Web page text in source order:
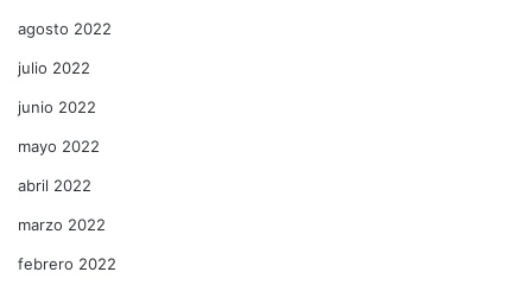
agosto 2022
julio 2022
junio 2022
mayo 2022
abril 2022
marzo 2022
febrero 2022